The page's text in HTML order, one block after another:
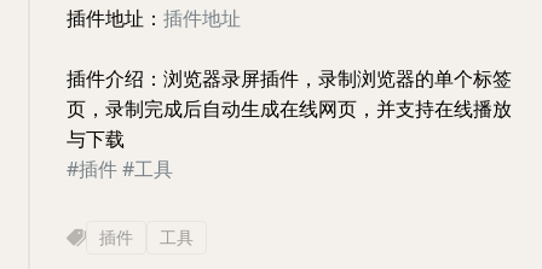
插件地址： 插件地址
插件介绍：浏览器录屏插件，录制浏览器的单个标签
页，录制完成后自动生成在线网页，并支持在线播放
与下载
#插件#工具
插件 工具